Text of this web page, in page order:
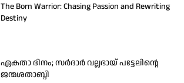
The Born Warrior: Chasing Passion and Rewriting
Destiny
ഏകതാ ദിനം; സർദാർ വല്ലഭായ് പട്ടേലിന്റെ
ജന്മശതാബ്ദി